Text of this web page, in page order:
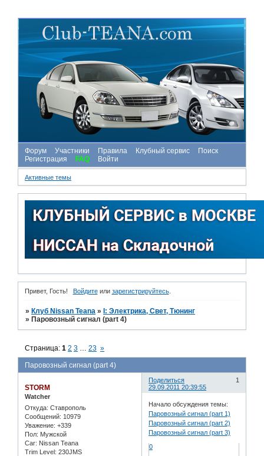
Форум Участники Правила Клубный сервис
Поиск
Регистрация
FAQ Войти
Активные темы
Привет, Гость! Войдитеили зарегистрируйтесь.
» Клуб Nissan Teana » I: Электрика, Свет, Тюнинг
» Паровозный сигнал (part 4)
Паровозный сигнал (part 4)
Страница:1 2 3 23 »
Поделиться
1
29.09.2011 20:39:55
STORM
Watcher
Откуда: Ставрополь
Сообщений: 10979
Уважение: +339
Пол: Мужской
Car: Nissan Teana
Trim Level: 230JMS
Начало обсуждения темы:
Паровозный сигнал (part 1)
Паровозный сигнал (part 2)
Паровозный сигнал (part 3)
0